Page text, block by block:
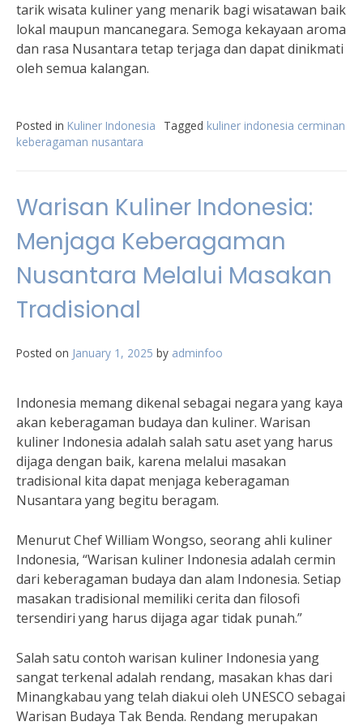
tarik wisata kuliner yang menarik bagi wisatawan baik
lokal maupun mancanegara. Semoga kekayaan aroma
dan rasa Nusantara tetap terjaga dan dapat dinikmati
oleh semua kalangan.
Posted in Kuliner Indonesia Tagged kuliner indonesia cerminan
keberagaman nusantara
Warisan Kuliner Indonesia:
Menjaga Keberagaman
Nusantara Melalui Masakan
Tradisional
Posted on January 1, 2025 by adminfoo
Indonesia memang dikenal sebagai negara yang kaya
akan keberagaman budaya dan kuliner. Warisan
kuliner Indonesia adalah salah satu aset yang harus
dijaga dengan baik, karena melalui masakan
tradisional kita dapat menjaga keberagaman
Nusantara yang begitu beragam.
Menurut Chef William Wongso, seorang ahli kuliner
Indonesia, “Warisan kuliner Indonesia adalah cermin
dari keberagaman budaya dan alam Indonesia. Setiap
masakan tradisional memiliki cerita dan filosofi
tersendiri yang harus dijaga agar tidak punah.”
Salah satu contoh warisan kuliner Indonesia yang
sangat terkenal adalah rendang, masakan khas dari
Minangkabau yang telah diakui oleh UNESCO sebagai
Warisan Budaya Tak Benda. Rendang merupakan